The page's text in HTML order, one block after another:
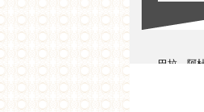
巴拉，阿